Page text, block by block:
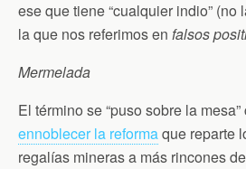
ese que tiene “cualquier indio” (no
la que nos referimos en falsos
Mermelada
El término se “puso sobre la
ennoblecer la reformaque reparte
regalías mineras a más rincones